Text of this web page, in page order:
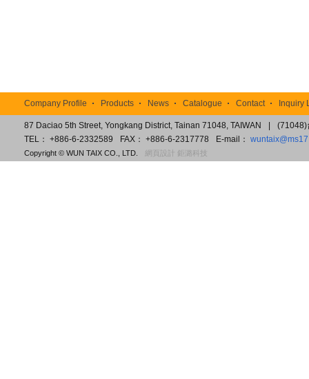
Company Profile Products News Catalogue Contact Inquiry
87 Daciao 5th Street, Yongkang District, Tainan 71048, TAIWAN
(71048)
TEL： +886-6-2332589
FAX： +886-6-2317778 E-mail：
Copyright © WUN TAIX CO., LTD. 網頁設計 鉅潞科技
TOP